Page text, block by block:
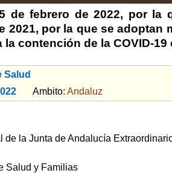
de febrero de 2022, por la
2021, por la que se adoptan
la contención de la COVID-
Salud
Ambito: Andaluz
de la Junta de Andalucía
Salud y Familias